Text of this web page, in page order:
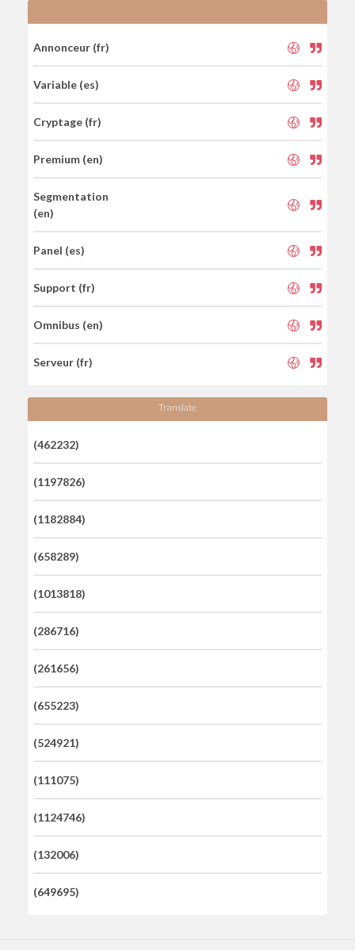
Annonceur (fr)
Variable (es)
Cryptage (fr)
Premium (en)
Segmentation
(en)
Panel (es)
Support (fr)
Omnibus (en)
Serveur (fr)
Translate
(462232)
(1197826)
(1182884)
(658289)
(1013818)
(286716)
(261656)
(655223)
(524921)
(111075)
(1124746)
(132006)
(649695)